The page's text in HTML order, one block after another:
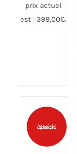
AJOUTER
AU PANIER
prix actuel
est : 399,00€.
Stock épuisé